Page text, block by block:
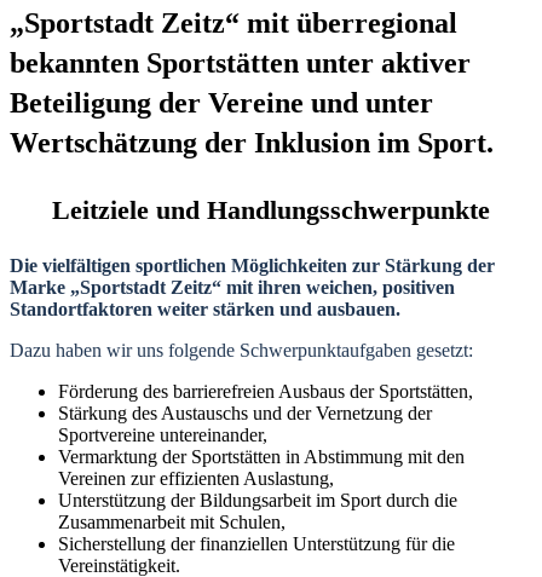
„Sportstadt Zeitz“ mit überregional
bekannten Sportstätten unter aktiver
Beteiligung der Vereine und unter
Wertschätzung der Inklusion im Sport.
Leitziele und Handlungsschwerpunkte
Die vielfältigen sportlichen Möglichkeiten zur Stärkung der
Marke „Sportstadt Zeitz“ mit ihren weichen, positiven
Standortfaktoren weiter stärken und ausbauen.
Dazu haben wir uns folgende Schwerpunktaufgaben gesetzt:
Förderung des barrierefreien Ausbaus der Sportstätten,
Stärkung des Austauschs und der Vernetzung der
Sportvereine untereinander,
Vermarktung der Sportstätten in Abstimmung mit den
Vereinen zur effizienten Auslastung,
Unterstützung der Bildungsarbeit im Sport durch die
Zusammenarbeit mit Schulen,
Sicherstellung der finanziellen Unterstützung für die
Vereinstätigkeit.